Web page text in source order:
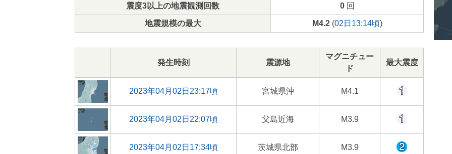
震度3以上の地震観測回数 0回
地震規模の最大 M4.2(02日13:14頃)
発生時刻 震源地
マグニチュー
ド
最大震度
2023年04月02日23:17頃 宮城県沖 M4.1
2023年04月02日22:07頃 父島近海 M3.9
2023年04月02日17:34頃 茨城県北部 M3.9